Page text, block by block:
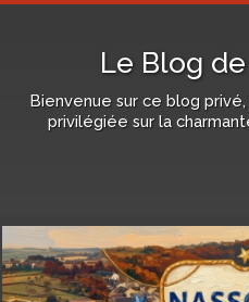
Le Blog
Bienvenue sur ce blog
privilégiée sur la